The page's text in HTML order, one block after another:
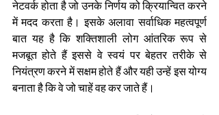
नेटवर्क होता है जो उनके निर्णय को क्रियान्वित करने
में मदद करता है। इसके अलावा सर्वाधिक महत्वपूर्ण
बात यह है कि शक्तिशाली लोग आंतरिक रूप से
मजबूत होते हैं इससे वे स्वयं पर बेहतर तरीके से
नियंत्रण करने में सक्षम होते हैं और यही उन्हें इस योग्य
बनाता है कि वे जो चाहें वह कर जाते हैं।